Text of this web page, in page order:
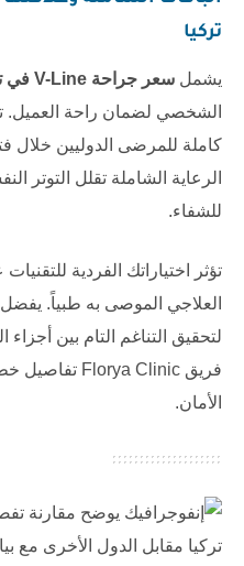
تركيا
يشمل سعر جراحة V-Line في تركيا
الشخصي لضمان راحة العميل.
كاملة للمرضى الدوليين خلال
الرعاية الشاملة تقلل التوتر
للشفاء.
تؤثر اختياراتك الفردية للتقنيات
العلاجي الموصى به طبياً.
لتحقيق التناغم التام بين
فريق Florya Clinic تفاصيل
الأمان.